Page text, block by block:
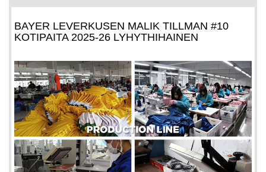
BAYER LEVERKUSEN MALIK TILLMAN #10
KOTIPAITA 2025-26 LYHYTHIHAINEN